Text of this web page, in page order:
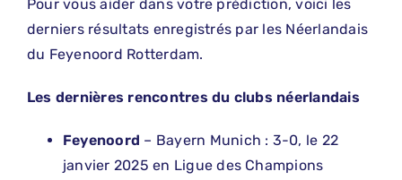
Pour vous aider dans votre prédiction, voici les
derniers résultats enregistrés par les Néerlandais
du Feyenoord Rotterdam.
Les dernières rencontres du clubs néerlandais
Feyenoord – Bayern Munich : 3-0, le 22
janvier 2025 en Ligue des Champions